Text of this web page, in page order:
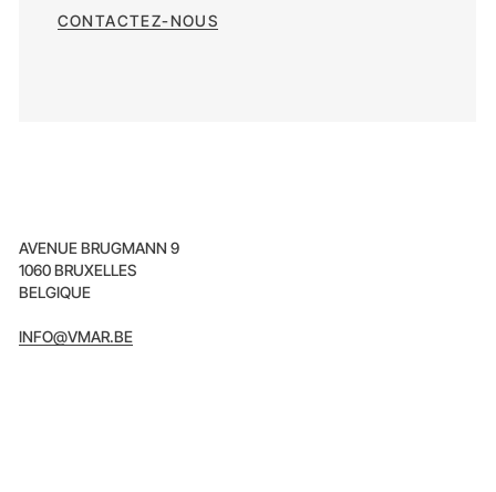
CONTACTEZ-NOUS
AVENUE BRUGMANN 9
1060 BRUXELLES
BELGIQUE
INFO@VMAR.BE